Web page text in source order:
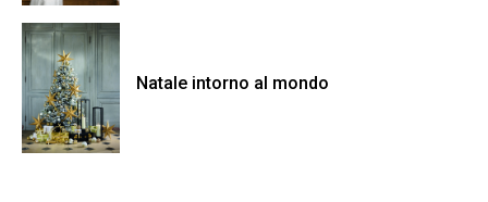
Natale intorno al mondo